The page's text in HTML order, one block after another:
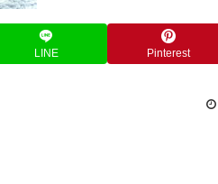
LINE Pinterest